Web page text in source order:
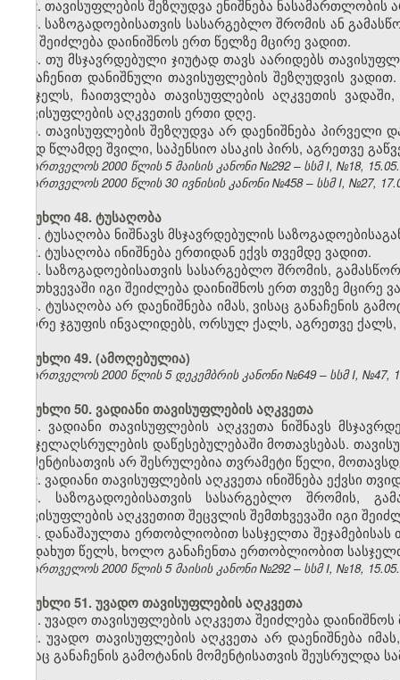
2. თავისუფლების შეზღუდვა ენიშნება
3. საზოგადოებისათვის სასარგებლო შრომის ან
იგი შეიძლება დაინიშნოს ერთ წელზე მცირე ვადით.
4. თუ მსჯავრდებული ჯიუტად თავს აარიდებს
განაჩენით დანიშნული თავისუფლების შეზღუდვის
სასჯელს, ჩაითვლება თავისუფლების აღკვეთის
თავისუფლების აღკვეთის ერთი დღე.
5. თავისუფლების შეზღუდვა არ დაენიშნება
შვიდ წლამდე შვილი, საპენსიო ასაკის პირს, აგრეთვე
საქართველოს 2000 წლის 5 მაისის კანონი №292 – სსმ I, №18,
საქართველოს 2000 წლის 30 ივნისის კანონი №458 – სსმ I, №27,
მუხლი 48. ტუსაღობა
1. ტუსაღობა ნიშნავს მსჯავრდებულის
2. ტუსაღობა ინიშნება ერთიდან ექვს თვემდე ვადით.
3. საზოგადოებისათვის სასარგებლო შრომის,
შემთხვევაში იგი შეიძლება დაინიშნოს ერთ თვეზე მცირე
4. ტუსაღობა არ დაენიშნება იმას, ვისაც განაჩენის
მეორე ჯგუფის ინვალიდებს, ორსულ ქალს, აგრეთვე
მუხლი 49. (ამოღებულია)
საქართველოს 2000 წლის 5 დეკემბრის კანონი №649 – სსმ I, №47,
მუხლი 50. ვადიანი თავისუფლების აღკვეთა
1. ვადიანი თავისუფლების აღკვეთა ნიშნავს
სასჯელაღსრულების დაწესებულებაში მოთავსებას.
მომენტისათვის არ შესრულებია თვრამეტი წელი,
2. ვადიანი თავისუფლების აღკვეთა ინიშნება ექვსი
3. საზოგადოებისათვის სასარგებლო შრომის,
თავისუფლების აღკვეთით შეცვლის შემთხვევაში იგი
4. დანაშაულთა ერთობლიობით სასჯელთა
ოცდახუთ წელს, ხოლო განაჩენთა ერთობლიობით
საქართველოს 2000 წლის 5 მაისის კანონი №292 – სსმ I, №18,
მუხლი 51. უვადო თავისუფლების აღკვეთა
1. უვადო თავისუფლების აღკვეთა შეიძლება
2. უვადო თავისუფლების აღკვეთა არ დაენიშნება
ვისაც განაჩენის გამოტანის მომენტისათვის შეუსრულდა